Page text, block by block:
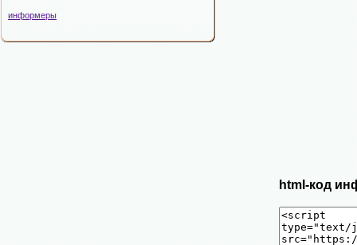
информеры
html-код